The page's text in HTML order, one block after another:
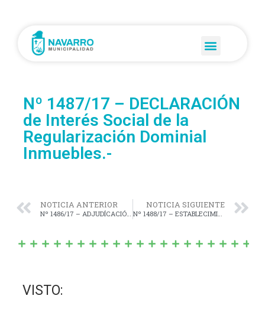
Nº 1487/17 – DECLARACIÓN
de Interés Social de la
Regularización Dominial
Inmuebles.-
NOTICIA ANTERIOR
Nº 1486/17 – ADJUDÍCACIÓN (dentro del Programa Familia Propietaria y de la operatoria Nuevas Parejas) de parcela en propiedad.-
NOTICIA SIGUIENTE
Nº 1488/17 – ESTABLECIMIENTO del Sistema de Estacionamiento por tiempo Medido y Pago (SEMP) en la zona céntrica de la Ciudad de Navarro.-
VISTO: